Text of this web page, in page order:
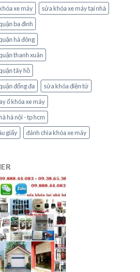
xe máy
sửa khóa xe máy tại nhà
ba đình
hà đông
thanh xuân
tây hồ
đống đa
sửa khóa điện tử
ổ khóa xe máy
hà nội - tp hcm
giấy
đánh chìa khóa xe máy